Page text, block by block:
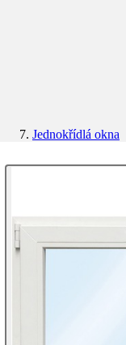
Jednokřídlá okna